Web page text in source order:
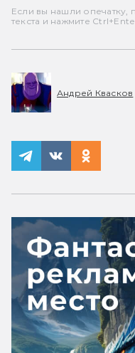
Если вы нашли опечатку,
текста и нажмите
Андрей Квасков